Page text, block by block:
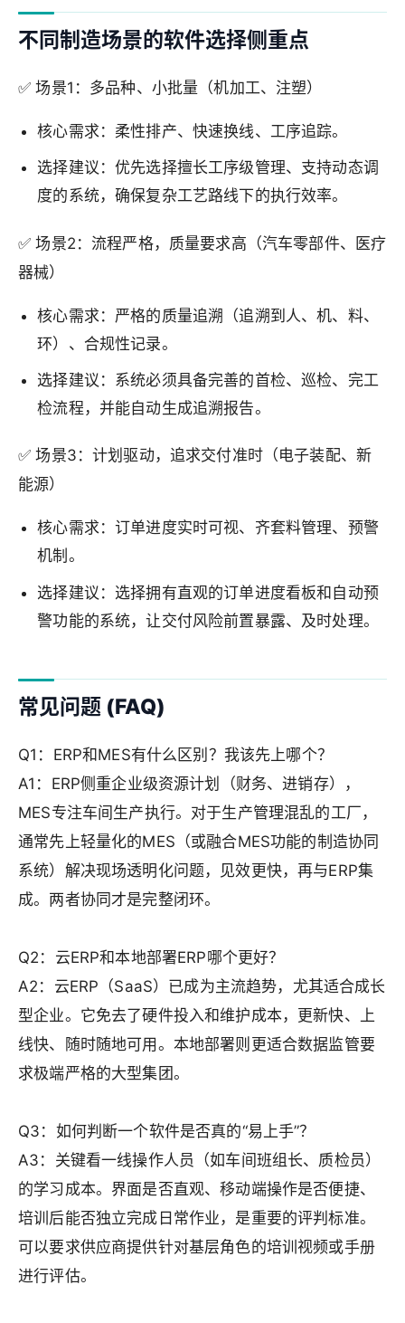
不同制造场景的软件选择侧重点
✅ 场景1：多品种、小批量（机加工、注塑）
核心需求：柔性排产、快速换线、工序追踪。
选择建议：优先选择擅长工序级管理、支持动态调
度的系统，确保复杂工艺路线下的执行效率。
✅ 场景2：流程严格，质量要求高（汽车零部件、医疗
器械）
核心需求：严格的质量追溯（追溯到人、机、料、
环）、合规性记录。
选择建议：系统必须具备完善的首检、巡检、完工
检流程，并能自动生成追溯报告。
✅ 场景3：计划驱动，追求交付准时（电子装配、新
能源）
核心需求：订单进度实时可视、齐套料管理、预警
机制。
选择建议：选择拥有直观的订单进度看板和自动预
警功能的系统，让交付风险前置暴露、及时处理。
常见问题 (FAQ)
Q1：ERP和MES有什么区别？我该先上哪个？
A1：ERP侧重企业级资源计划（财务、进销存），
MES专注车间生产执行。对于生产管理混乱的工厂，
通常先上轻量化的MES（或融合MES功能的制造协同
系统）解决现场透明化问题，见效更快，再与ERP集
成。两者协同才是完整闭环。
Q2：云ERP和本地部署ERP哪个更好？
A2：云ERP（SaaS）已成为主流趋势，尤其适合成长
型企业。它免去了硬件投入和维护成本，更新快、上
线快、随时随地可用。本地部署则更适合数据监管要
求极端严格的大型集团。
Q3：如何判断一个软件是否真的“易上手”？
A3：关键看一线操作人员（如车间班组长、质检员）
的学习成本。界面是否直观、移动端操作是否便捷、
培训后能否独立完成日常作业，是重要的评判标准。
可以要求供应商提供针对基层角色的培训视频或手册
进行评估。